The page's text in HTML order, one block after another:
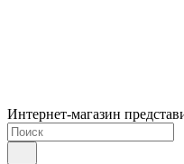
Интернет-магазин